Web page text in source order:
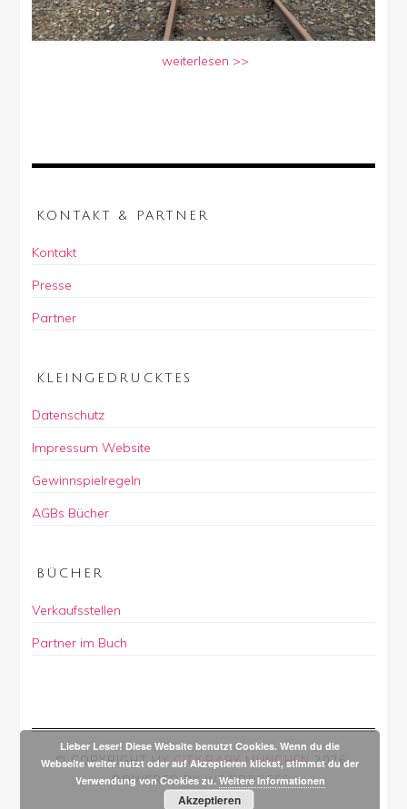
weiterlesen >>
KONTAKT & PARTNER
Kontakt
Presse
Partner
KLEINGEDRUCKTES
Datenschutz
Impressum Website
Gewinnspielregeln
AGBs Bücher
BÜCHER
Verkaufsstellen
Partner im Buch
© COPYRIGHTMY CITY BABY MÜNCHEN 2026.
POWERED BYWORDPRESS.
Lieber Leser! Diese Website benutzt Cookies. Wenn du die
Webseite weiter nutzt oder auf Akzeptieren klickst, stimmst du der
Verwendung von Cookies zu. Weitere Informationen
Akzeptieren